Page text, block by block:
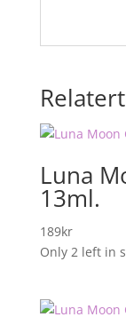
Luna
13ml.
189kr
Only 2 left in